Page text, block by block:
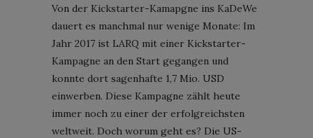
Von der Kickstarter-Kamapgne ins KaDeWe
dauert es manchmal nur wenige Monate: Im
Jahr 2017 ist LARQ mit einer Kickstarter-
Kampagne an den Start gegangen und
konnte dort sagenhafte 1,7 Mio. USD
einwerben. Diese Kampagne zählt heute
immer noch zu einer der erfolgreichsten
weltweit. Doch worum geht es? Die US-